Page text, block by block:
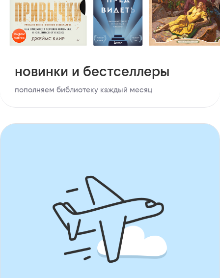
новинки и бестселлеры
пополняем библиотеку каждый месяц